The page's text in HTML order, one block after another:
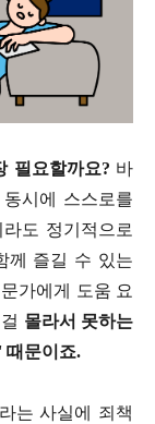
필요할까요? 바
시에 스스로를
도 정기적으로
께 즐길 수 있는
가에게 도움 요
몰라서 못하는
때문이죠.
는 사실에 죄책